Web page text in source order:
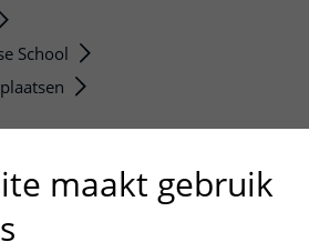
School
maakt gebruik